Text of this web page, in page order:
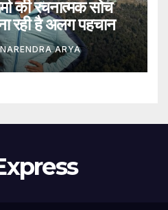
की रचनात्मक सोच
रही है अलग पहचान
NARENDRA ARYA